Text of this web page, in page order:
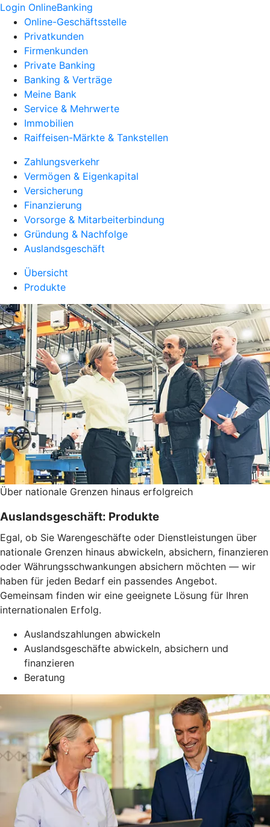
Login OnlineBanking
Online-Geschäftsstelle
Privatkunden
Firmenkunden
Private Banking
Banking & Verträge
Meine Bank
Service & Mehrwerte
Immobilien
Raiffeisen-Märkte & Tankstellen
Zahlungsverkehr
Vermögen & Eigenkapital
Versicherung
Finanzierung
Vorsorge & Mitarbeiterbindung
Gründung & Nachfolge
Auslandsgeschäft
Übersicht
Produkte
Über nationale Grenzen hinaus erfolgreich
Auslandsgeschäft: Produkte
Egal, ob Sie Warengeschäfte oder Dienstleistungen über
nationale Grenzen hinaus abwickeln, absichern, finanzieren
oder Währungsschwankungen absichern möchten — wir
haben für jeden Bedarf ein passendes Angebot.
Gemeinsam finden wir eine geeignete Lösung für Ihren
internationalen Erfolg.
Auslandszahlungen abwickeln
Auslandsgeschäfte abwickeln, absichern und
finanzieren
Beratung